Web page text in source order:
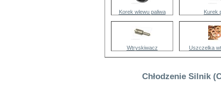
Korek wlewu paliwa Kurek
Wtryskiwacz Uszczelka
Chłodzenie Silnik